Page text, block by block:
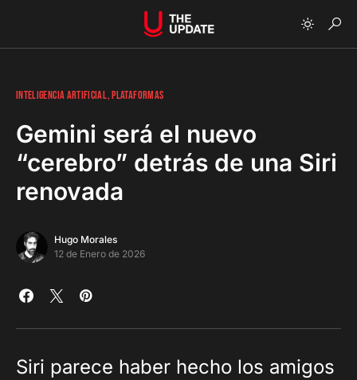
INTELIGENCIA ARTIFICIAL PLATAFORMAS
Gemini será el nuevo
“cerebro” detrás de una Siri
renovada
Hugo Morales
12 de Enero de 2026
Siri parece haber hecho los amigos